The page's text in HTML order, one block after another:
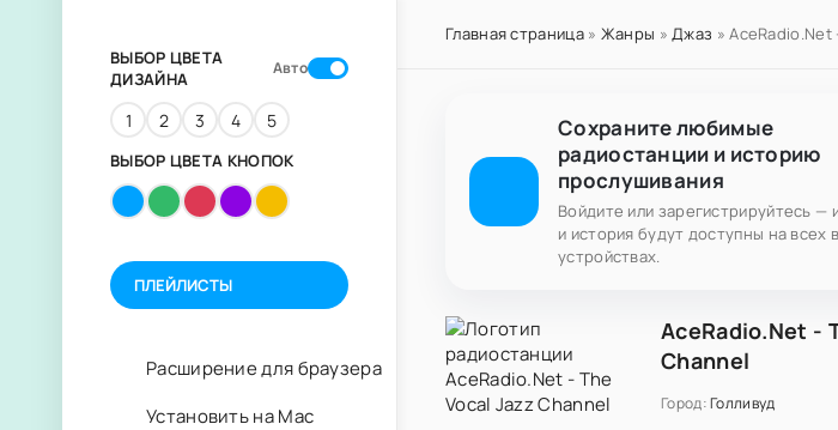
Главная страница» Жанры »Джаз »
Сохраните любимые
радиостанции и историю
прослушивания
Войдите или зарегистрируйтесь —
и история будут доступны на всех
устройствах.
AceRadio.Net -
Channel
Город:Голливуд
ВЫБОР ЦВЕТА
ДИЗАЙНА
Авто
1 2 3 4 5
ВЫБОР ЦВЕТА КНОПОК
ПЛЕЙЛИСТЫ
Расширение для браузера
Установить на Mac